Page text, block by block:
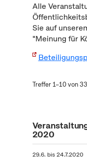
Alle
Sie auf
"Meinung für
Treffer 1–10 von 33
2020
29.6. bis24.7.2020